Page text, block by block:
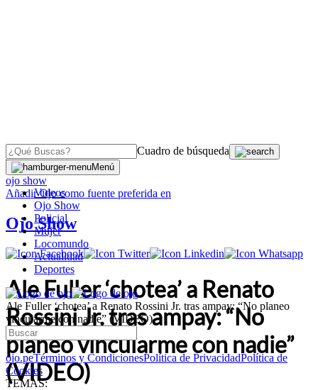
Cuadro de búsqueda
Menú
Videos
Ojo Show
Policial
Mujer
Locomundo
Actualidad
Deportes
Ale Fuller ‘chotea’ a Renato Rossini Jr. tras ampay: “No planeo
vincularme con nadie” (VIDEO)
ojo.peTérminos y CondicionesPolítica de PrivacidadPolítica de
Cookies
TEMAS:
OJO
ojo show
AñadirOjocomo fuente preferida en
Ojo Show
Ale Fuller ‘chotea’ a Renato
Rossini Jr. tras ampay: “No
planeo vincularme con nadie”
(VIDEO)